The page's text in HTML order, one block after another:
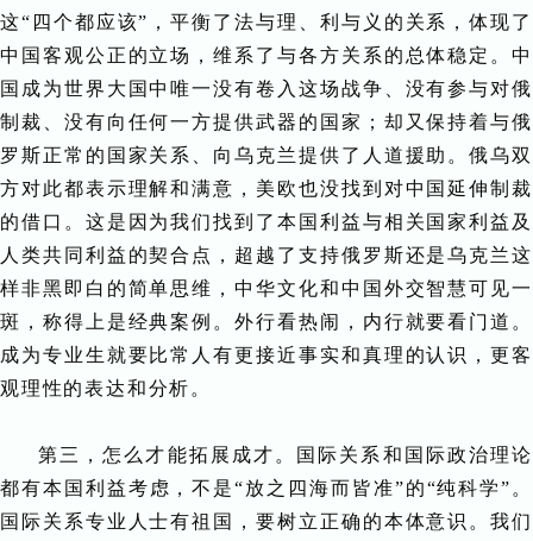
这“四个都应该”，平衡了法与理、利与义的关系，体现了
中国客观公正的立场，维系了与各方关系的总体稳定。中
国成为世界大国中唯一没有卷入这场战争、没有参与对俄
制裁、没有向任何一方提供武器的国家；却又保持着与俄
罗斯正常的国家关系、向乌克兰提供了人道援助。俄乌双
方对此都表示理解和满意，美欧也没找到对中国延伸制裁
的借口。这是因为我们找到了本国利益与相关国家利益及
人类共同利益的契合点，超越了支持俄罗斯还是乌克兰这
样非黑即白的简单思维，中华文化和中国外交智慧可见一
斑，称得上是经典案例。外行看热闹，内行就要看门道。
成为专业生就要比常人有更接近事实和真理的认识，更客
观理性的表达和分析。
第三，怎么才能拓展成才。国际关系和国际政治理论
都有本国利益考虑，不是“放之四海而皆准”的“纯科学”。
国际关系专业人士有祖国，要树立正确的本体意识。我们